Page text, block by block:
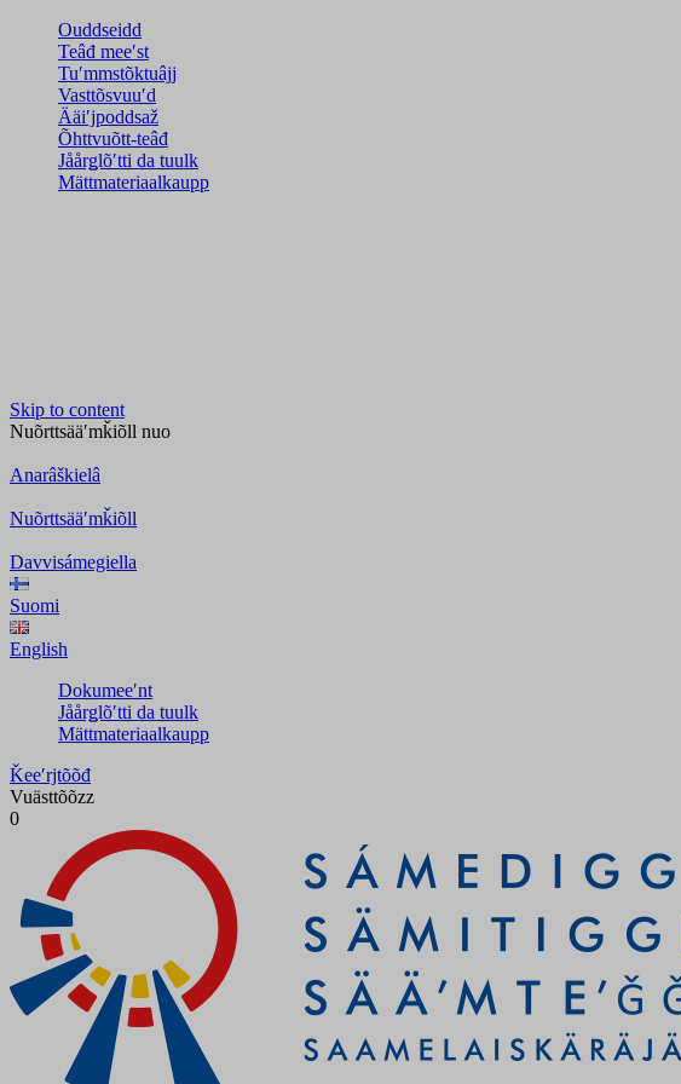
Ouddseidd
Teâđ meeʹst
Tuʹmmstõktuâjj
Vasttõsvuuʹd
Ääiʹjpoddsaž
Õhttvuõtt-teâđ
Jåårǥlõʹtti da tuulk
Mättmateriaalkaupp
Skip to content
Nuõrttsääʹmǩiõll nuo
Anarâškielâ
Nuõrttsääʹmǩiõll
Davvisámegiella
Suomi
English
Dokumeeʹnt
Jåårǥlõʹtti da tuulk
Mättmateriaalkaupp
Ǩeeʹrjtõõđ
Vuästtõõzz
0